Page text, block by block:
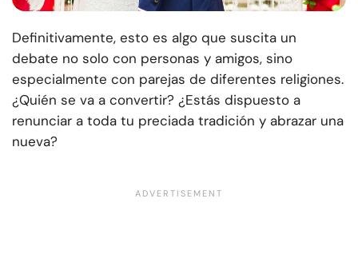
Definitivamente, esto es algo que suscita un
debate no solo con personas y amigos, sino
especialmente con parejas de diferentes religiones.
¿Quién se va a convertir? ¿Estás dispuesto a
renunciar a toda tu preciada tradición y abrazar una
nueva?